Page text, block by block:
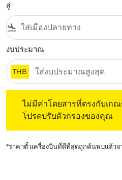
สู่
flight_land
งบประมาณ
THB
ไม่มีค่าโดยสารที่ตรงกับเก
โปรดปรับตัวกรองของคุณ
*ราคาตั๋วเครื่องบินที่ดีที่สุดถูกค้นพบแล้ว